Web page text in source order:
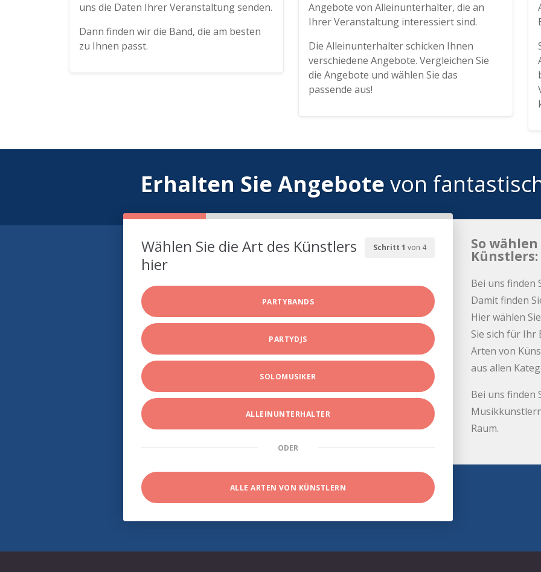
uns die Daten Ihrer Veranstaltung senden.
Dann finden wir die Band, die am besten
zu Ihnen passt.
Angebote von Alleinunterhalter, die an
Ihrer Veranstaltung interessiert sind.
Die Alleinunterhalter schicken Ihnen
verschiedene Angebote. Vergleichen Sie
die Angebote und wählen Sie das
passende aus!
Erhalten Sie Angebote von
Schritt 1 von 4
Wählen Sie die Art des Künstlers
hier
PARTYBANDS
PARTYDJS
SOLOMUSIKER
ALLEINUNTERHALTER
ODER
ALLE ARTEN VON KÜNSTLERN
So
Künstlers:
Bei uns finden
Damit finden
Hier wählen
Sie sich für Ihr
Arten von
aus allen
Bei uns finden
Raum.